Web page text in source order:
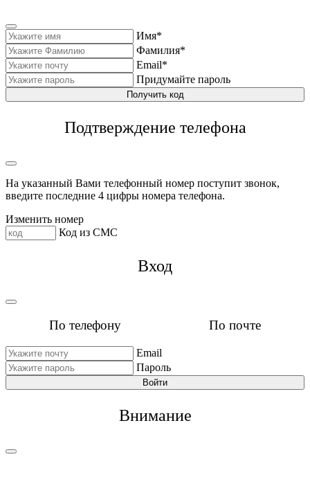
Имя*
Фамилия*
Email*
Придумайте пароль
Получить код
Подтверждение телефона
На указанный Вами телефонный номер поступит звонок,
введите последние 4 цифры номера телефона.
Изменить номер
Код из СМС
Вход
По телефону По почте
Email
Пароль
Войти
Внимание